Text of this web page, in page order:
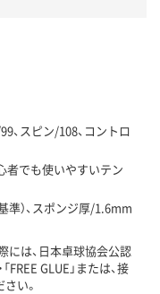
、スピン/108、コントロ
者でも使いやすいテン
準）、スポンジ厚/1.6mm
には、日本卓球協会公認
FREE GLUE」または、接
い。